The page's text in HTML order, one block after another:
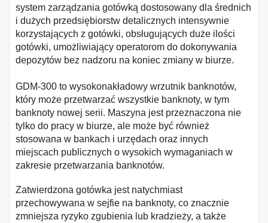
system zarządzania gotówką dostosowany dla średnich
i dużych przedsiębiorstw detalicznych intensywnie
korzystających z gotówki, obsługujących duże ilości
gotówki, umożliwiający operatorom do dokonywania
depozytów bez nadzoru na koniec zmiany w biurze.
GDM-300 to wysokonakładowy wrzutnik banknotów,
który może przetwarzać wszystkie banknoty, w tym
banknoty nowej serii. Maszyna jest przeznaczona nie
tylko do pracy w biurze, ale może być również
stosowana w bankach i urzędach oraz innych
miejscach publicznych o wysokich wymaganiach w
zakresie przetwarzania banknotów.
Zatwierdzona gotówka jest natychmiast
przechowywana w sejfie na banknoty, co znacznie
zmniejsza ryzyko zgubienia lub kradzieży, a także